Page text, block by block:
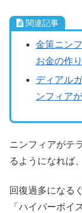
関連記事
金策ニン
お金の作り
ディアル
ンフィア
ニンフィアがテ
るようになれば
回復過多になる
「ハイパーボイ